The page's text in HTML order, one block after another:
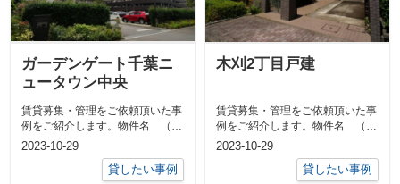
ガーデンゲート千葉ニ
ュータウン中央
賃貸募集・管理をご依頼頂いた事
例をご紹介します。物件名 （物
件名クリックで詳細をご覧いただ
2023-10-29
貸したい事例
木刈2丁目戸建
賃貸募集・管理をご依頼頂いた事
例をご紹介します。物件名 （物
件名クリックで詳細をご覧いただ
2023-10-29
貸したい事例